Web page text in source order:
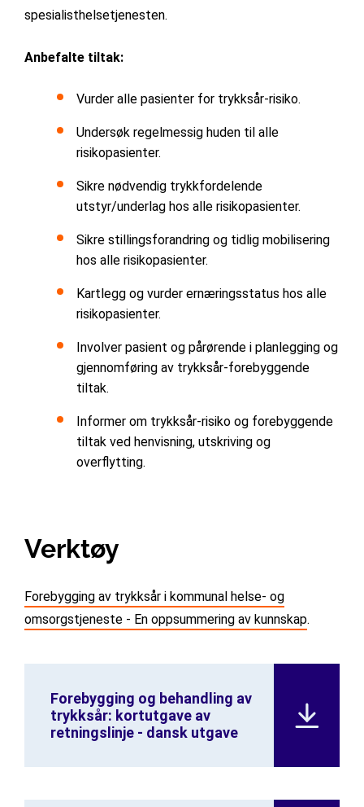
spesialisthelsetjenesten.
Anbefalte tiltak:
Vurder alle pasienter for trykksår-risiko.
Undersøk regelmessig huden til alle
risikopasienter.
Sikre nødvendig trykkfordelende
utstyr/underlag hos alle risikopasienter.
Sikre stillingsforandring og tidlig mobilisering
hos alle risikopasienter.
Kartlegg og vurder ernæringsstatus hos alle
risikopasienter.
Involver pasient og pårørende i planlegging og
gjennomføring av trykksår-forebyggende
tiltak.
Informer om trykksår-risiko og forebyggende
tiltak ved henvisning, utskriving og
overflytting.
Verktøy
Forebygging av trykksår i kommunal helse- og
omsorgstjeneste - En oppsummering av kunnskap.
Forebygging og behandling av
trykksår: kortutgave av
retningslinje - dansk utgave